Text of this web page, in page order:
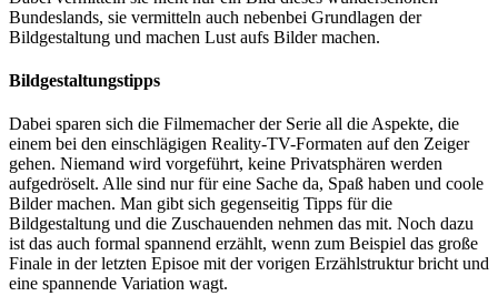
Bundeslands, sie vermitteln auch nebenbei Grundlagen der
Bildgestaltung und machen Lust aufs Bilder machen.
Bildgestaltungstipps
Dabei sparen sich die Filmemacher der Serie all die Aspekte, die
einem bei den einschlägigen Reality-TV-Formaten auf den Zeiger
gehen. Niemand wird vorgeführt, keine Privatsphären werden
aufgedröselt. Alle sind nur für eine Sache da, Spaß haben und coole
Bilder machen. Man gibt sich gegenseitig Tipps für die
Bildgestaltung und die Zuschauenden nehmen das mit. Noch dazu
ist das auch formal spannend erzählt, wenn zum Beispiel das große
Finale in der letzten Episoe mit der vorigen Erzählstruktur bricht und
eine spannende Variation wagt.